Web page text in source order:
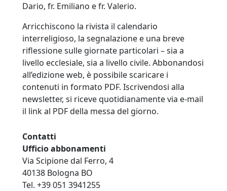
Dario, fr. Emiliano e fr. Valerio.
Arricchiscono la rivista il calendario
interreligioso, la segnalazione e una breve
riflessione sulle giornate particolari – sia a
livello ecclesiale, sia a livello civile. Abbonandosi
all’edizione web, è possibile scaricare i
contenuti in formato PDF. Iscrivendosi alla
newsletter, si riceve quotidianamente via e-mail
il link al PDF della messa del giorno.
Contatti
Ufficio abbonamenti
Via Scipione dal Ferro, 4
40138 Bologna BO
Tel. +39 051 3941255